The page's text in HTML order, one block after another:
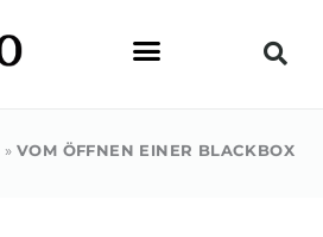
»VOM ÖFFNEN EINER BLACKBOX